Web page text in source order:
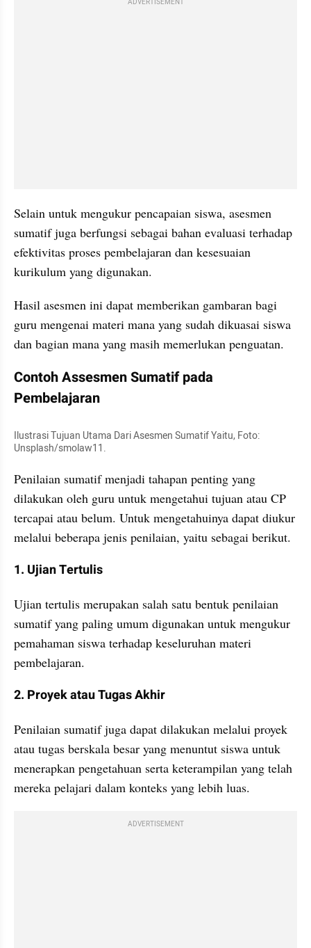
ADVERTISEMENT
Selain untuk mengukur pencapaian siswa, asesmen
sumatif juga berfungsi sebagai bahan evaluasi terhadap
efektivitas proses pembelajaran dan kesesuaian
kurikulum yang digunakan.
Hasil asesmen ini dapat memberikan gambaran bagi
guru mengenai materi mana yang sudah dikuasai siswa
dan bagian mana yang masih memerlukan penguatan.
Contoh Assesmen Sumatif pada
Pembelajaran
Ilustrasi Tujuan Utama Dari Asesmen Sumatif Yaitu, Foto:
Unsplash/smolaw11.
Penilaian sumatif menjadi tahapan penting yang
dilakukan oleh guru untuk mengetahui tujuan atau CP
tercapai atau belum. Untuk mengetahuinya dapat diukur
melalui beberapa jenis penilaian, yaitu sebagai berikut.
1. Ujian Tertulis
Ujian tertulis merupakan salah satu bentuk penilaian
sumatif yang paling umum digunakan untuk mengukur
pemahaman siswa terhadap keseluruhan materi
pembelajaran.
2. Proyek atau Tugas Akhir
Penilaian sumatif juga dapat dilakukan melalui proyek
atau tugas berskala besar yang menuntut siswa untuk
menerapkan pengetahuan serta keterampilan yang telah
mereka pelajari dalam konteks yang lebih luas.
ADVERTISEMENT